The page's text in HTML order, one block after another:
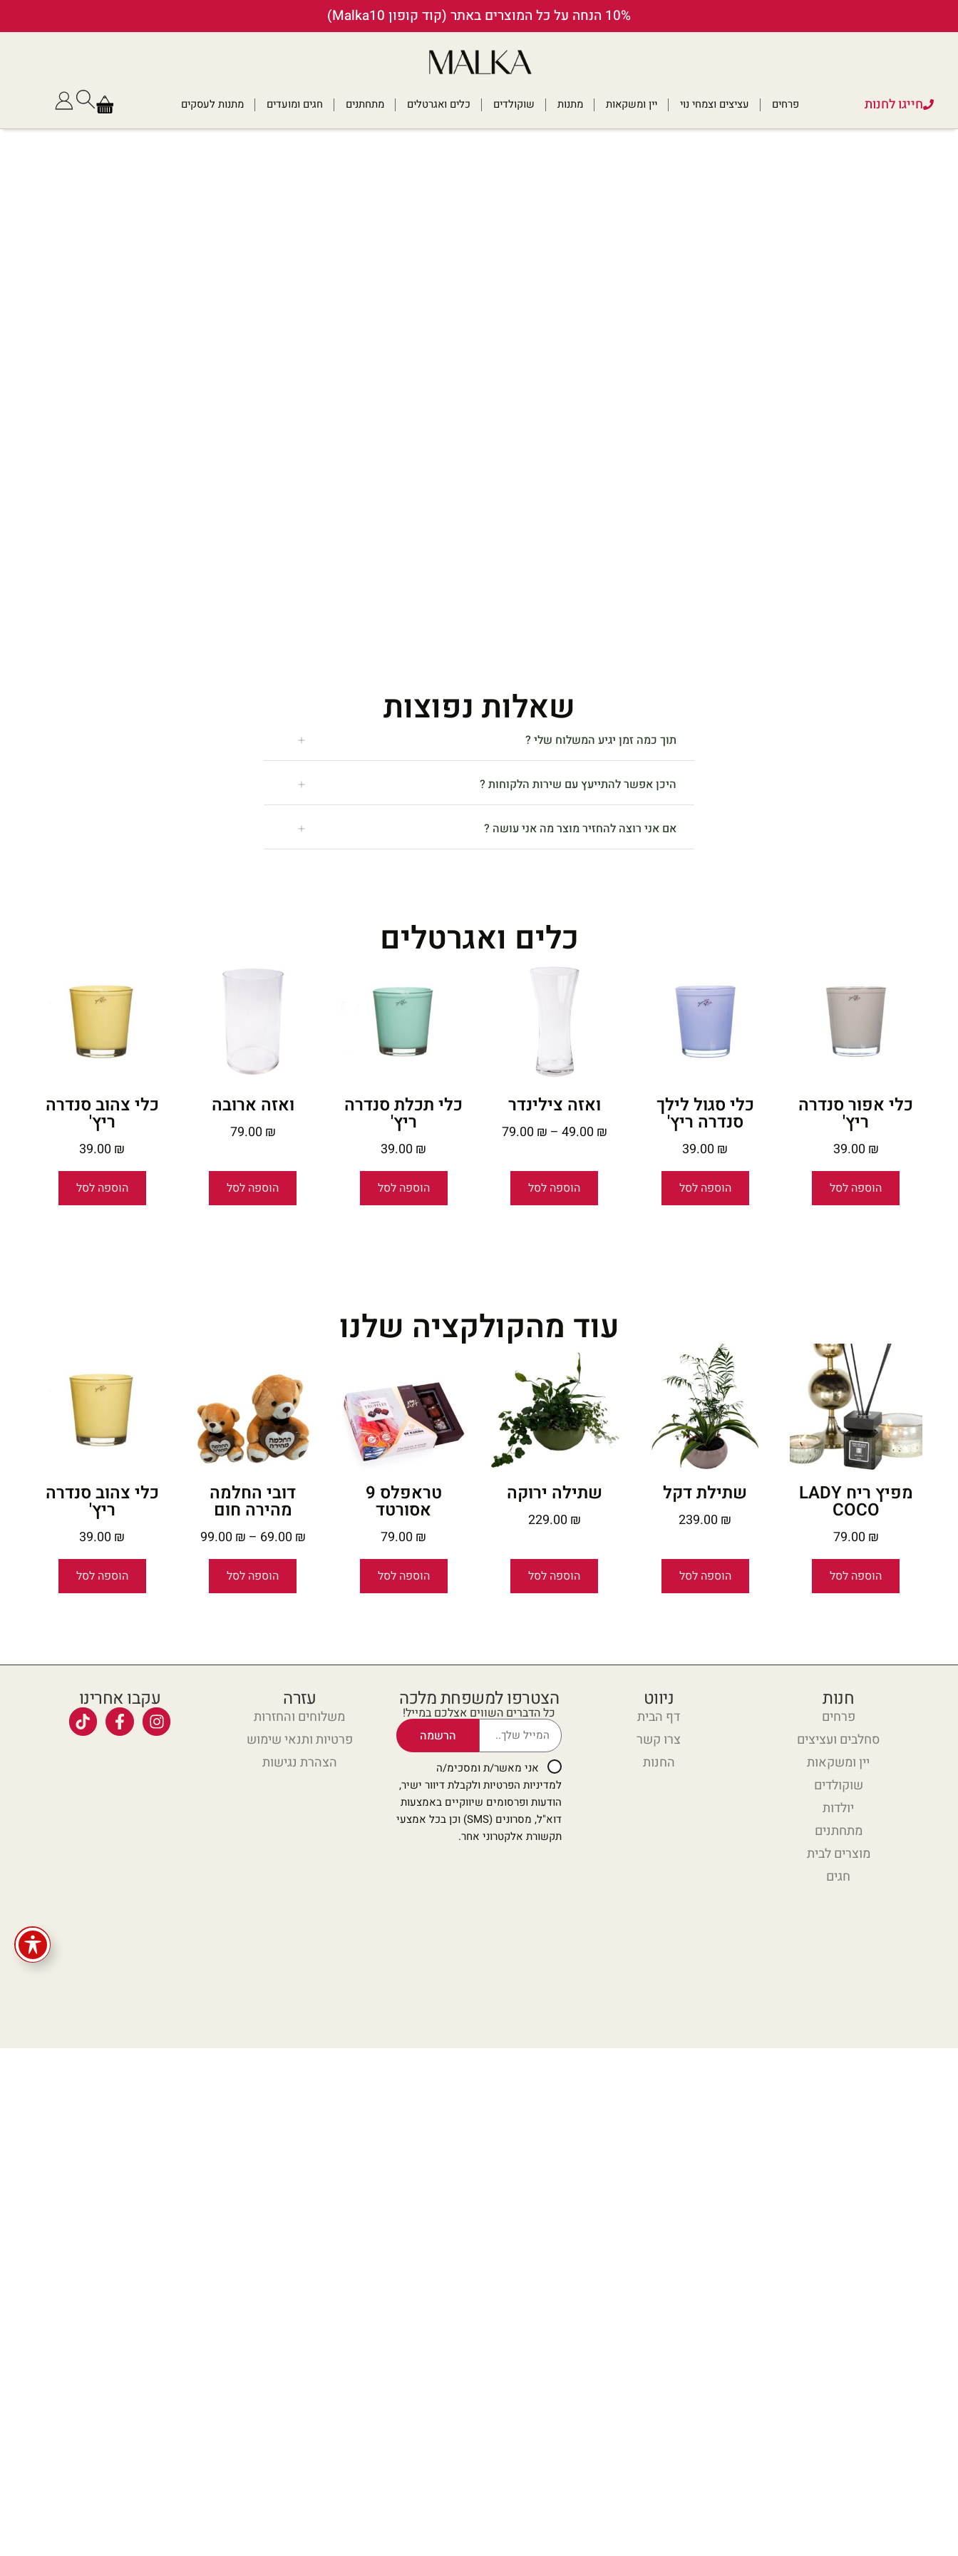
10% הנחה על כל המוצרים באתר (קוד קופון Malka10)
חייגו לחנות פרחים עציצים וצמחי נוי יין ומשקאות מתנות שוקולדים כלים ואגרטלים מתחתנים חגים ומועדים מתנות לעסקים
שאלות נפוצות
תוך כמה זמן יגיע המשלוח שלי ?
היכן אפשר להתייעץ עם שירות הלקוחות ?
אם אני רוצה להחזיר מוצר מה אני עושה ?
כלים ואגרטלים
כלי אפור סנדרה
ריץ'
39.00 ₪
הוספה לסל
כלי סגול לילך
סנדרה ריץ'
39.00 ₪
הוספה לסל
ואזה צילינדר
49.00 ₪
–
79.00 ₪
הוספה לסל
כלי תכלת סנדרה
ריץ'
39.00 ₪
הוספה לסל
ואזה ארובה
79.00 ₪
הוספה לסל
כלי צהוב סנדרה
ריץ'
39.00 ₪
הוספה לסל
עוד מהקולקציה שלנו
מפיץ ריח LADY
COCO
79.00 ₪
הוספה לסל
שתילת דקל
239.00 ₪
הוספה לסל
שתילה ירוקה
229.00 ₪
הוספה לסל
טראפלס 9
אסורטד
79.00 ₪
הוספה לסל
דובי החלמה
מהירה חום
69.00 ₪
–
99.00 ₪
הוספה לסל
כלי צהוב סנדרה
ריץ'
39.00 ₪
הוספה לסל
חנות
פרחים
סחלבים ועציצים
יין ומשקאות
שוקולדים
יולדות
מתחתנים
מוצרים לבית
חגים
ניווט
דף הבית
צרו קשר
החנות
הצטרפו למשפחת מלכה
כל הדברים השווים אצלכם במייל!
אני מאשר/ת ומסכימ/ה
למדיניות הפרטיות ולקבלת דיוור ישיר,
הודעות ופרסומים שיווקיים באמצעות
דוא"ל, מסרונים (SMS) וכן בכל אמצעי
תקשורת אלקטרוני אחר.
הרשמה
עזרה
משלוחים והחזרות
פרטיות ותנאי שימוש
הצהרת נגישות
עקבו אחרינו